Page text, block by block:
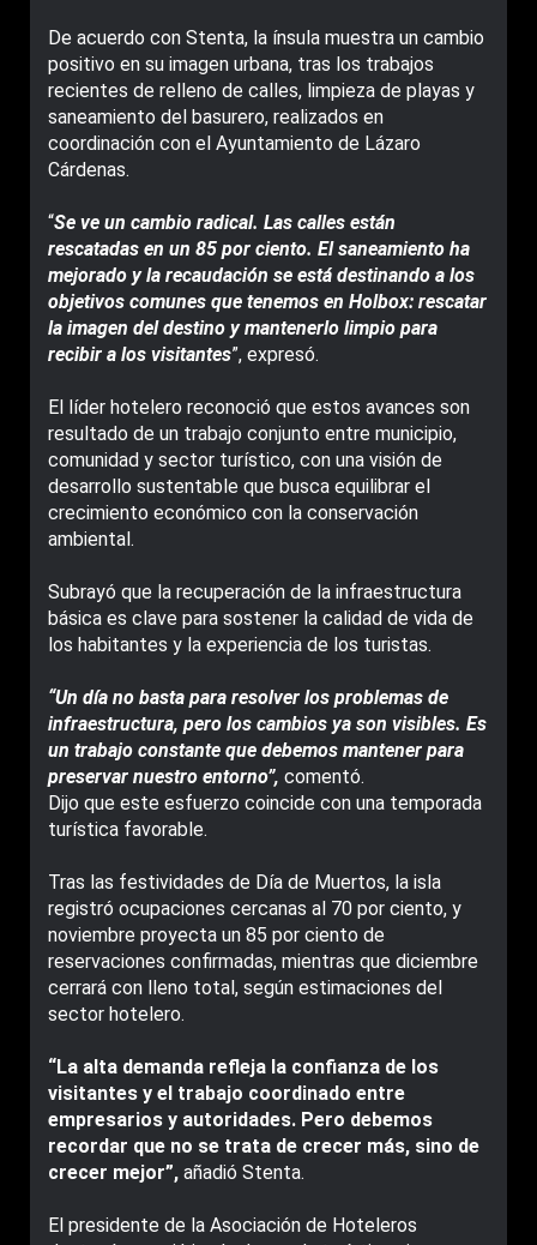
De acuerdo con Stenta, la ínsula muestra un cambio
positivo en su imagen urbana, tras los trabajos
recientes de relleno de calles, limpieza de playas y
saneamiento del basurero, realizados en
coordinación con el Ayuntamiento de Lázaro
Cárdenas.
“Se ve un cambio radical. Las calles están
rescatadas en un 85 por ciento. El saneamiento ha
mejorado y la recaudación se está destinando a los
objetivos comunes que tenemos en Holbox: rescatar
la imagen del destino y mantenerlo limpio para
recibir a los visitantes”, expresó.
El líder hotelero reconoció que estos avances son
resultado de un trabajo conjunto entre municipio,
comunidad y sector turístico, con una visión de
desarrollo sustentable que busca equilibrar el
crecimiento económico con la conservación
ambiental.
Subrayó que la recuperación de la infraestructura
básica es clave para sostener la calidad de vida de
los habitantes y la experiencia de los turistas.
“Un día no basta para resolver los problemas de
infraestructura, pero los cambios ya son visibles. Es
un trabajo constante que debemos mantener para
preservar nuestro entorno”, comentó.
Dijo que este esfuerzo coincide con una temporada
turística favorable.
Tras las festividades de Día de Muertos, la isla
registró ocupaciones cercanas al 70 por ciento, y
noviembre proyecta un 85 por ciento de
reservaciones confirmadas, mientras que diciembre
cerrará con lleno total, según estimaciones del
sector hotelero.
“La alta demanda refleja la confianza de los
visitantes y el trabajo coordinado entre
empresarios y autoridades. Pero debemos
recordar que no se trata de crecer más, sino de
crecer mejor”, añadió Stenta.
El presidente de la Asociación de Hoteleros